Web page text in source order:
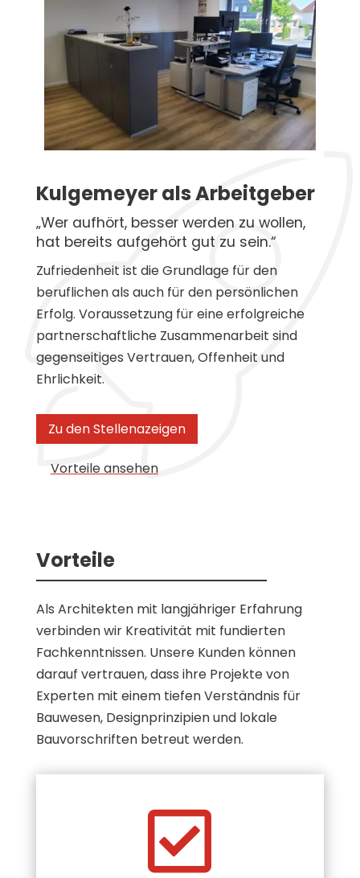
Kulgemeyer als Arbeitgeber
„Wer aufhört, besser werden zu wollen,
hat bereits aufgehört gut zu sein.“
Zufrie­den­heit ist die Grundlage für den
beruf­li­chen als auch für den persön­li­chen
Erfolg. Voraus­set­zung für eine erfolg­rei­che
partner­schaft­li­che Zusam­men­ar­beit sind
gegen­sei­ti­ges Vertrauen, Offenheit und
Ehrlichkeit.
Zu den Stellenazeigen
Vorteile ansehen
Vorteile
Als Archi­tek­ten mit langjäh­ri­ger Erfahrung
verbinden wir Kreati­vi­tät mit fundier­ten
Fachkennt­nis­sen. Unsere Kunden können
darauf vertrauen, dass ihre Projekte von
Experten mit einem tiefen Verständ­nis für
Bauwesen, Design­prin­zi­pien und lokale
Bauvor­schrif­ten betreut werden.
